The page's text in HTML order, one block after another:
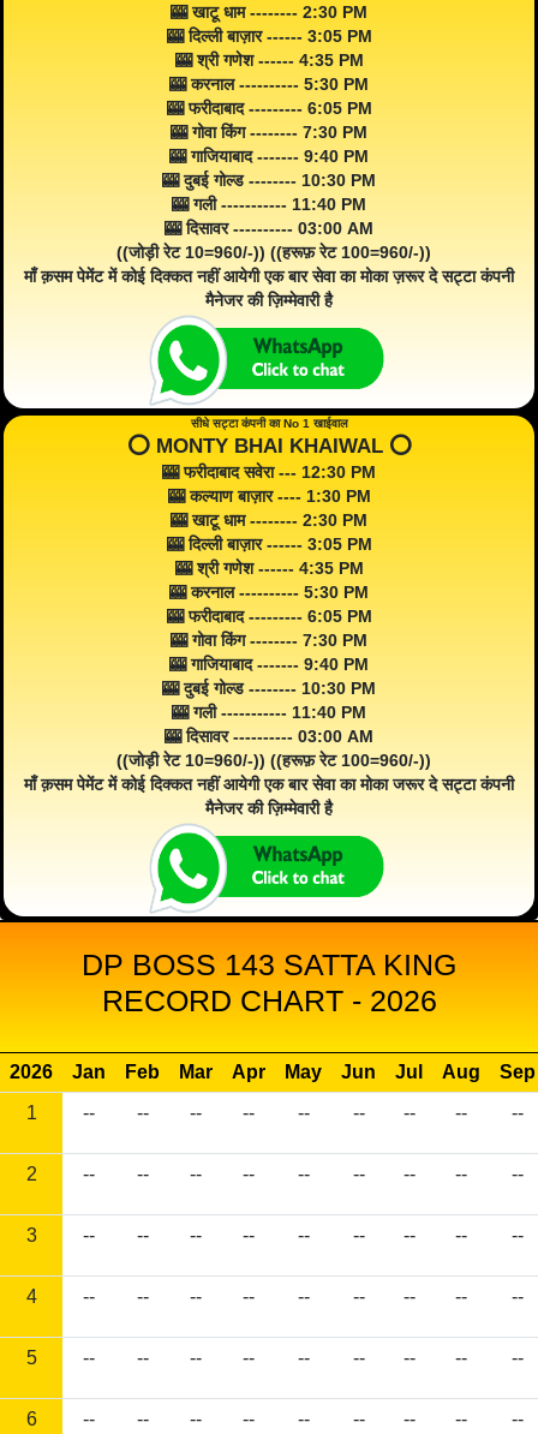
🎰 खाटू धाम -------- 2:30 PM
🎰 दिल्ली बाज़ार ------ 3:05 PM
🎰 श्री गणेश ------ 4:35 PM
🎰 करनाल ---------- 5:30 PM
🎰 फरीदाबाद --------- 6:05 PM
🎰 गोवा किंग -------- 7:30 PM
🎰 गाजियाबाद ------- 9:40 PM
🎰 दुबई गोल्ड -------- 10:30 PM
🎰 गली ----------- 11:40 PM
🎰 दिसावर ---------- 03:00 AM
((जोड़ी रेट 10=960/-)) ((हरूफ़ रेट 100=960/-))
माँ क़सम पेमेंट में कोई दिक्कत नहीं आयेगी एक बार सेवा का मोका ज़रूर दे सट्टा कंपनी
मैनेजर की ज़िम्मेवारी है
सीधे सट्टा कंपनी का No 1 खाईवाल
⭕️ MONTY BHAI KHAIWAL ⭕️
🎰 फरीदाबाद सवेरा --- 12:30 PM
🎰 कल्याण बाज़ार ---- 1:30 PM
🎰 खाटू धाम -------- 2:30 PM
🎰 दिल्ली बाज़ार ------ 3:05 PM
🎰 श्री गणेश ------ 4:35 PM
🎰 करनाल ---------- 5:30 PM
🎰 फरीदाबाद --------- 6:05 PM
🎰 गोवा किंग -------- 7:30 PM
🎰 गाजियाबाद ------- 9:40 PM
🎰 दुबई गोल्ड -------- 10:30 PM
🎰 गली ----------- 11:40 PM
🎰 दिसावर ---------- 03:00 AM
((जोड़ी रेट 10=960/-)) ((हरूफ़ रेट 100=960/-))
माँ क़सम पेमेंट में कोई दिक्कत नहीं आयेगी एक बार सेवा का मोका जरूर दे सट्टा कंपनी
मैनेजर की ज़िम्मेवारी है
DP BOSS 143 SATTA KING
RECORD CHART - 2026
2026 Jan Feb Mar Apr May Jun Jul Aug
Sep
1
-- -- -- -- -- -- -- -- --
2 -- -- -- -- -- -- -- -- --
3 -- -- -- -- -- -- -- -- --
4 -- -- -- -- -- -- -- -- --
5 -- -- -- -- -- -- -- -- --
6 -- -- -- -- -- -- -- -- --